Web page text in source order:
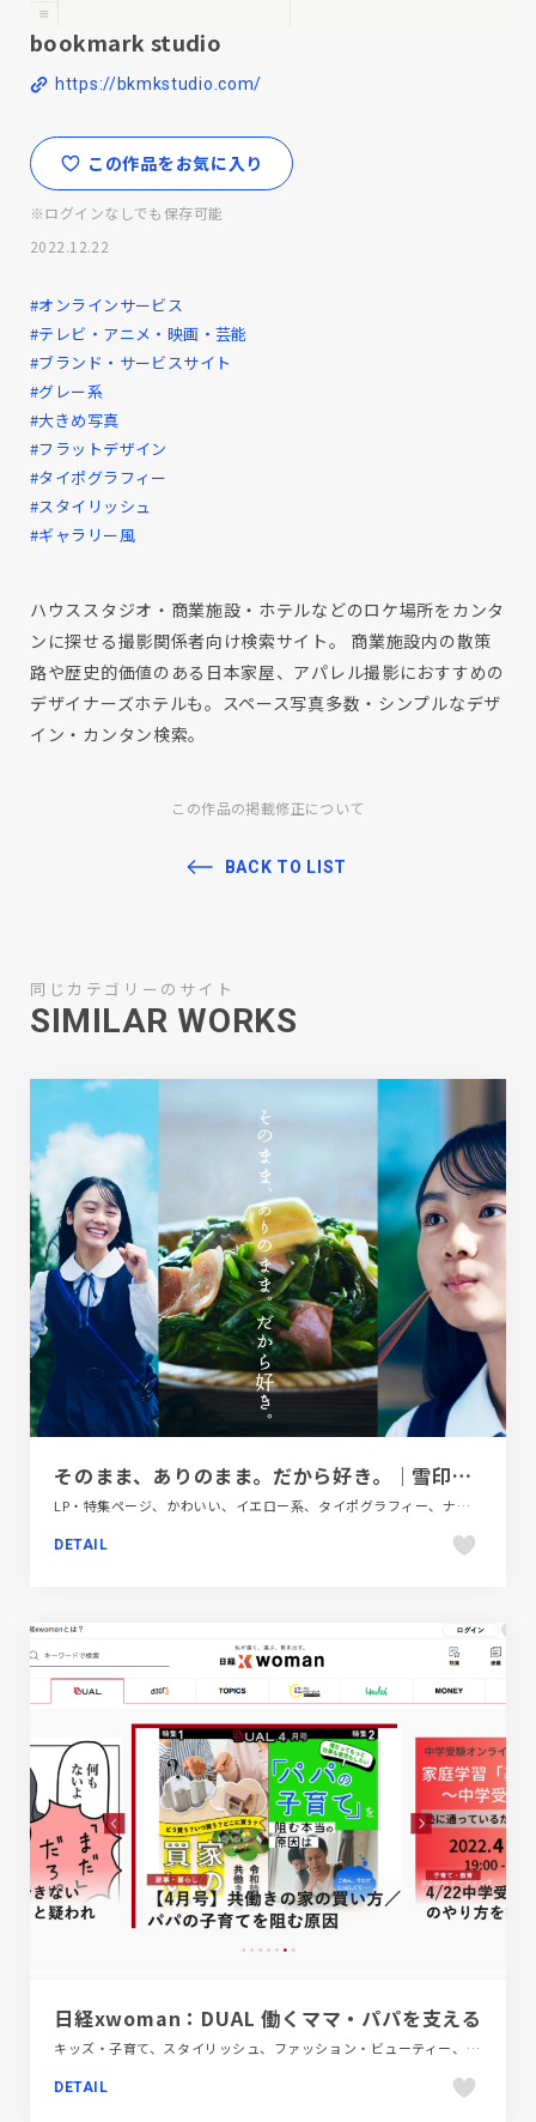
bookmark studio
https://bkmkstudio.com/
この作品をお気に入り
※ログインなしでも保存可能
2022.12.22
#オンラインサービス
#テレビ・アニメ・映画・芸能
#ブランド・サービスサイト
#グレー系
#大きめ写真
#フラットデザイン
#タイポグラフィー
#スタイリッシュ
#ギャラリー風
ハウススタジオ・商業施設・ホテルなどのロケ場所をカンタ
ンに探せる撮影関係者向け検索サイト。 商業施設内の散策
路や歴史的価値のある日本家屋、アパレル撮影におすすめの
デザイナーズホテルも。スペース写真多数・シンプルなデザ
イン・カンタン検索。
この作品の掲載修正について
BACK TO LIST
同じカテゴリーのサイト
SIMILAR WORKS
そのまま、ありのまま。だから好き。｜雪印北海道バター｜雪印メグミルク株式会社
LP・特集ページ、かわいい、イエロー系、タイポグラフィー、ナチュラル、大きめ写真、手書き・ハンドメイド、飲料・食品
DETAIL
日経xwoman：DUAL 働くママ・パパを支える
キッズ・子育て、スタイリッシュ、ファッション・ビューティー、ホワイト系、メディアサイト、レッド系、金融・法律・人材・専門職、飲料・食品
DETAIL